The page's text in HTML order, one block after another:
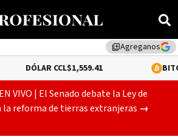
library_addAgreganos
$1,559.41 0.2%
EN VIVO | El Senado debate la Ley de
la reforma de tierras extranjeras →